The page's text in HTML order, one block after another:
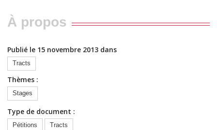
À propos
Publié le 15 novembre 2013 dans
Tracts
Thèmes :
Stages
Type de document :
Pétitions Tracts